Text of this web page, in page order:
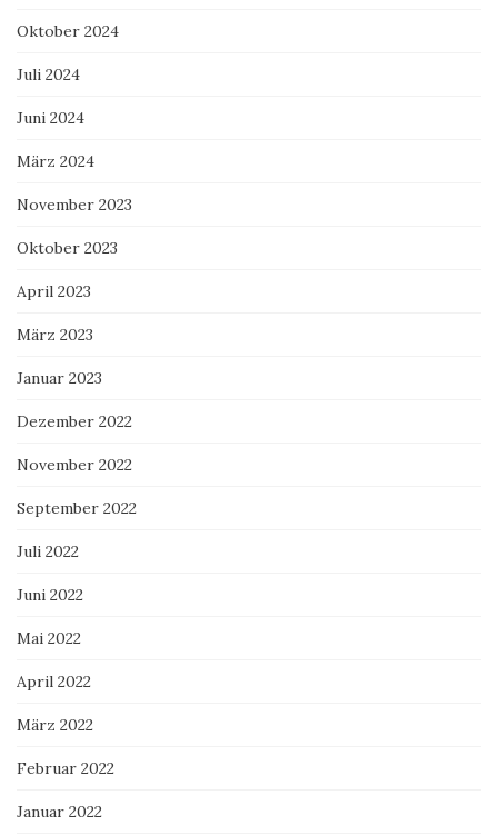
Oktober 2024
Juli 2024
Juni 2024
März 2024
November 2023
Oktober 2023
April 2023
März 2023
Januar 2023
Dezember 2022
November 2022
September 2022
Juli 2022
Juni 2022
Mai 2022
April 2022
März 2022
Februar 2022
Januar 2022